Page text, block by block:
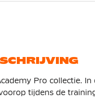
Pro collectie.
tijdens de